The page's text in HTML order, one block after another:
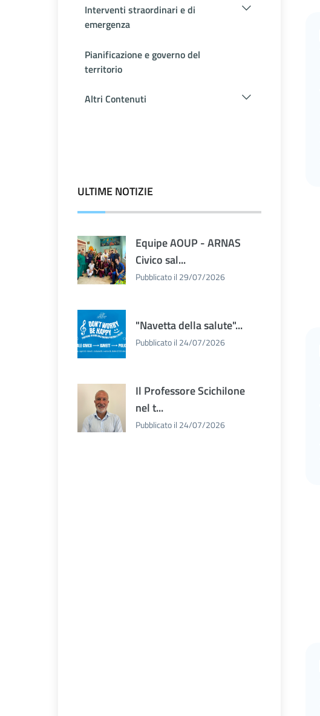
Interventi straordinari e di
emergenza
Pianificazione e governo del
territorio
Altri Contenuti
ULTIME NOTIZIE
Equipe AOUP - ARNAS
Civico sal...
Pubblicato il 29/07/2026
"Navetta della salute"...
Pubblicato il 24/07/2026
Il Professore Scichilone
nel t...
Pubblicato il 24/07/2026